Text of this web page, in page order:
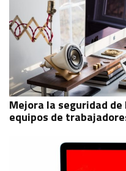
Mejora la seguridad
equipos de